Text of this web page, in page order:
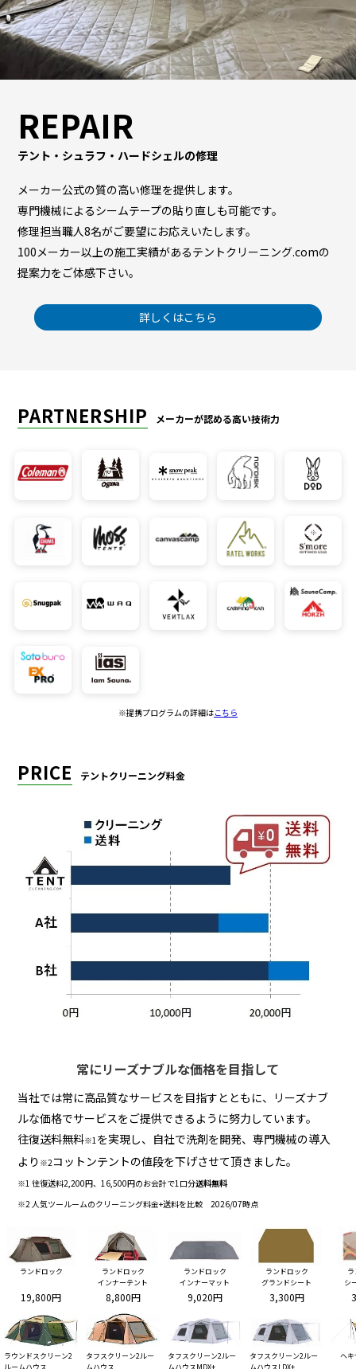
REPAIR
テント・シュラフ・ハードシェルの修理
メーカー公式の質の高い修理を提供します。
専門機械によるシームテープの貼り直しも可能です。
修理担当職人8名がご要望にお応えいたします。
100メーカー以上の施工実績があるテントクリーニング.comの
提案力をご体感下さい。
詳しくはこちら
PARTNERSHIP メーカーが認める高い技術力
※提携プログラムの詳細はこちら
PRICE テントクリーニング料金
常にリーズナブルな価格を目指して
当社では常に高品質なサービスを目指すとともに、リーズナブ
ルな価格でサービスをご提供できるように努力しています。
往復送料無料※1を実現し、自社で洗剤を開発、専門機械の導入
より ※2コットンテントの値段を下げさせて頂きました。
※1 往復送料2,200円、16,500円のお会計で1口分送料無料
※2 人気ツールームのクリーニング料金+送料を比較 2026/07時点
ランドロック
19,800円
ランドロック
インナーテント
8,800円
ランドロック
インナーマット
9,020円
ランドロック
グランドシート
3,300円
シ
ラウンドスクリーン2
タフスクリーン2ルー
タフスクリーン2ルー
タフスクリーン2ルー
ヘキ